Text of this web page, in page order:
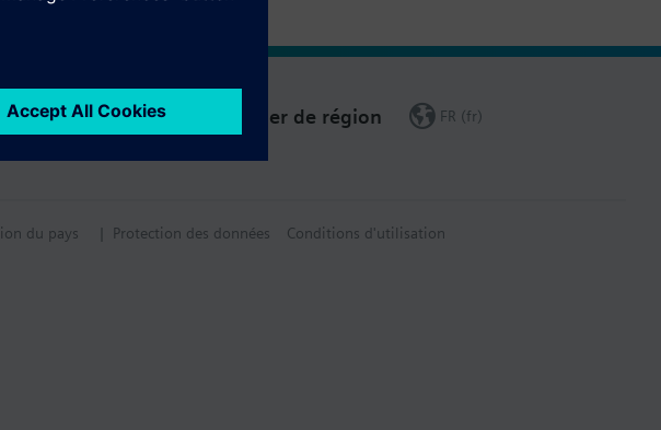
Changer de région FR (fr)
du pays | Protection des données Conditions d'utilisation